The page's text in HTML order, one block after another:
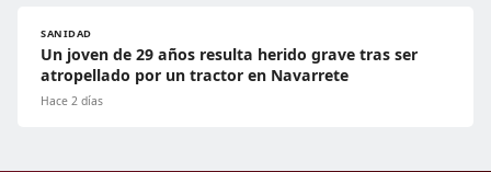
SANIDAD
Un joven de 29 años resulta herido grave tras ser
atropellado por un tractor en Navarrete
Hace 2 días